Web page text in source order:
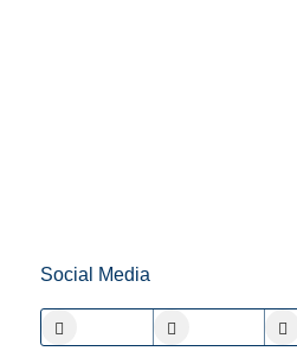
Social Media